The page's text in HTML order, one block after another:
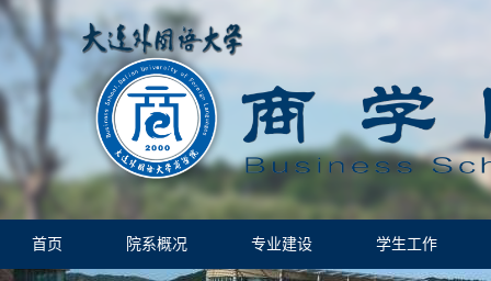
首页 院系概况 专业建设 学生工作